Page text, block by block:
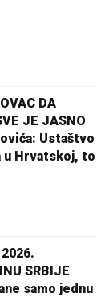
DA
JE JASNO
Ustaštvo
u Hrvatskoj, to
SRBIJE
samo jednu